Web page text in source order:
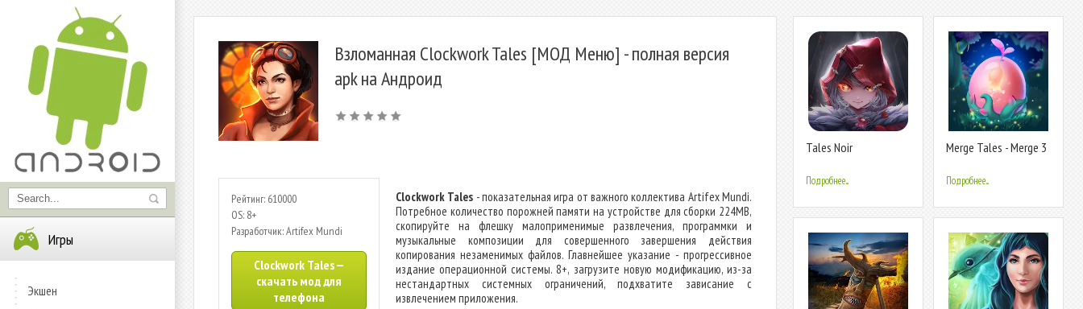
Игры
Экшен
Взломанная Clockwork Tales [МОД Меню] - полная версия
apk на Андроид
Рейтинг: 610000
OS: 8+
Разработчик: Artifex Mundi
Clockwork Tales —
скачать мод для
телефона
Clockwork Tales - показательная игра от важного коллектива Artifex Mundi.
Потребное количество порожней памяти на устройстве для сборки 224MB,
скопируйте на флешку малоприменимые развлечения, программки и
музыкальные композиции для совершенного завершения действия
копирования незаменимых файлов. Главнейшее указание - прогрессивное
издание операционной системы. 8+, загрузите новую модификацию, из-за
нестандартных системных ограничений, подхватите зависание с
извлечением приложения.
Tales Noir
Подробнее...
Merge Tales - Merge 3
Подробнее...